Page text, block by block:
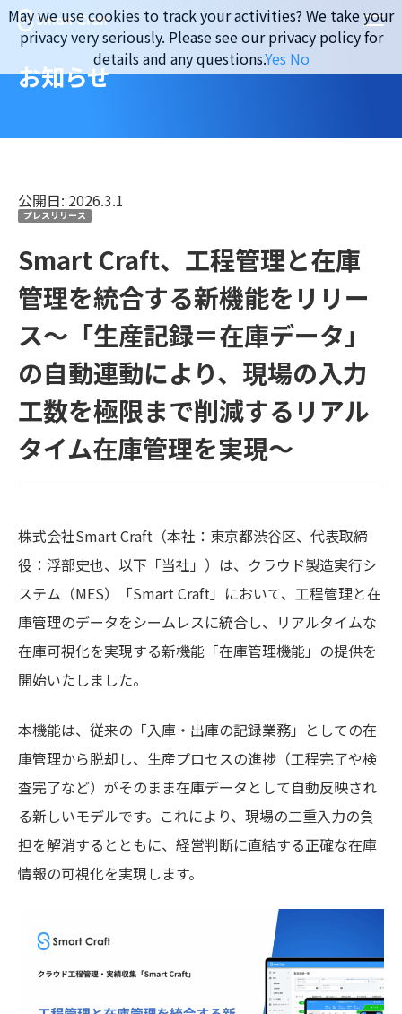
Skip
content
お知らせ
公開日: 2026.3.1
プレスリリース
Smart Craft、工程管理と在庫
管理を統合する新機能をリリー
ス〜「生産記録＝在庫データ」
の自動連動により、現場の入力
工数を極限まで削減するリアル
タイム在庫管理を実現〜
株式会社Smart Craft（本社：東京都渋谷区、代表取締
役：浮部史也、以下「当社」）は、クラウド製造実行シ
ステム（MES）「Smart Craft」において、工程管理と在
庫管理のデータをシームレスに統合し、リアルタイムな
在庫可視化を実現する新機能「在庫管理機能」の提供を
開始いたしました。
本機能は、従来の「入庫・出庫の記録業務」としての在
庫管理から脱却し、生産プロセスの進捗（工程完了や検
査完了など）がそのまま在庫データとして自動反映され
る新しいモデルです。これにより、現場の二重入力の負
担を解消するとともに、経営判断に直結する正確な在庫
情報の可視化を実現します。
May we use cookies to track your activities? We take your
privacy very seriously. Please see our privacy policy for
details and any questions.Yes No